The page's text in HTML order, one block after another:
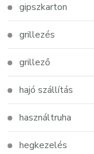
gipszkarton
grillezés
grillező
hajó szállítás
használtruha
hegkezelés